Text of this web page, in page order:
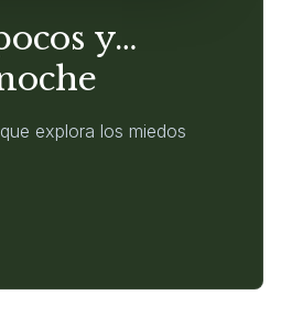
y…
explora los miedos